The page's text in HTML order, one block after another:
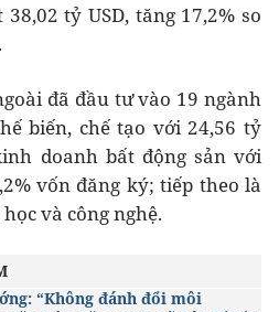
tỷ USD, tăng 17,2% so
đã đầu tư vào 19 ngành
biến, chế tạo với 24,56 tỷ
doanh bất động sản với
vốn đăng ký; tiếp theo là
và công nghệ.
“Không đánh đổi môi